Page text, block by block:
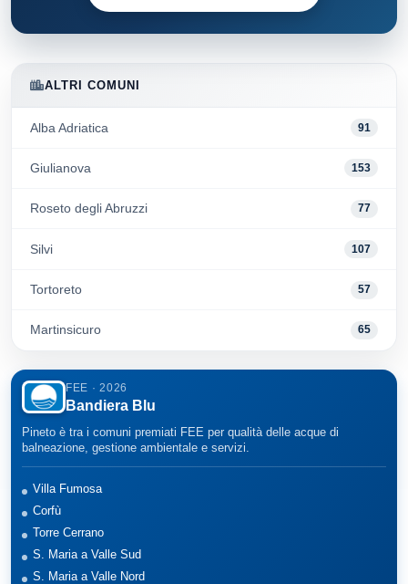
ALTRI COMUNI
Alba Adriatica 91
Giulianova 153
Roseto degli Abruzzi 77
Silvi 107
Tortoreto 57
Martinsicuro 65
FEE · 2026
Bandiera Blu
Pineto è tra i comuni premiati FEE per qualità delle acque di
balneazione, gestione ambientale e servizi.
Villa Fumosa
Corfù
Torre Cerrano
S. Maria a Valle Sud
S. Maria a Valle Nord